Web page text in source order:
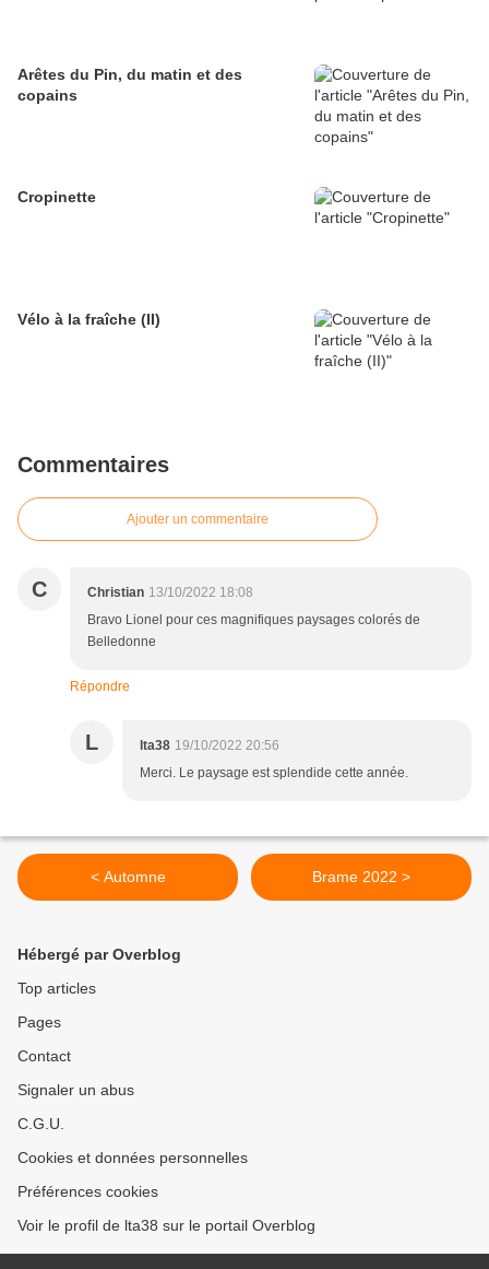
Arêtes du Pin, du matin et des
copains
Cropinette
Vélo à la fraîche (II)
Commentaires
Ajouter un commentaire
C Christian 13/10/2022 18:08
Bravo Lionel pour ces magnifiques paysages colorés de
Belledonne
Répondre
L lta38 19/10/2022 20:56
Merci. Le paysage est splendide cette année.
< Automne Brame 2022 >
Hébergé par Overblog
Top articles
Pages
Contact
Signaler un abus
C.G.U.
Cookies et données personnelles
Préférences cookies
Voir le profil de lta38 sur le portail Overblog